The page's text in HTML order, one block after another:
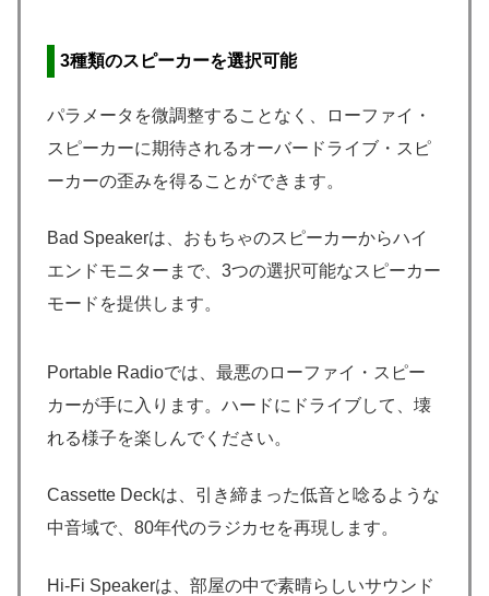
3種類のスピーカーを選択可能
パラメータを微調整することなく、ローファイ・
スピーカーに期待されるオーバードライブ・スピ
ーカーの歪みを得ることができます。
Bad Speakerは、おもちゃのスピーカーからハイ
エンドモニターまで、3つの選択可能なスピーカー
モードを提供します。
Portable Radioでは、最悪のローファイ・スピー
カーが手に入ります。ハードにドライブして、壊
れる様子を楽しんでください。
Cassette Deckは、引き締まった低音と唸るような
中音域で、80年代のラジカセを再現します。
Hi-Fi Speakerは、部屋の中で素晴らしいサウンド